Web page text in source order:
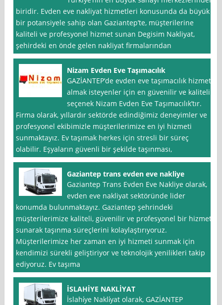
biridir. Evden eve nakliyat hizmetleri konusunda da büyük
bir potansiyele sahip olan Gaziantep’te, müşterilerine
kaliteli ve profesyonel hizmet sunan Degisim Nakliyat,
şehirdeki en önde gelen nakliyat firmalarından
Nizam Evden Eve Taşımacılık
GAZİANTEP’de evden eve taşımacılık hizmeti
almak isteyenler için en güvenilir ve kaliteli
seçenek Nizam Evden Eve Taşımacılık’tır.
Firma olarak, yıllardır sektörde edindiğimiz deneyimler ve
profesyonel ekibimizle müşterilerimize en iyi hizmeti
sunmaktayız. Ev taşımak herkes için stresli bir süreç
olabilir. Eşyaların güvenli bir şekilde taşınması,
Gaziantep trans evden eve nakliye
Gaziantep Trans Evden Eve Nakliye olarak,
evden eve nakliyat sektöründe lider
konumda bulunmaktayız. Gaziantep şehrindeki
müşterilerimize kaliteli, güvenilir ve profesyonel bir hizmet
sunarak taşınma süreçlerini kolaylaştırıyoruz.
Müşterilerimize her zaman en iyi hizmeti sunmak için
kendimizi sürekli geliştiriyor ve teknolojik yenilikleri takip
ediyoruz. Ev taşıma
İSLAHİYE NAKLİYAT
İslahi̇ye Nakli̇yat olarak, GAZİANTEP